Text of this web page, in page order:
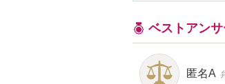
ベストアン
匿名A